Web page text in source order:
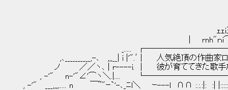
ｪｪi三i三lｪｪ |l |i'i^i|
| rnh"ｎi⌒i i⌒ｉ nn｀nn |l
_.....
,､__________,-､ ,,,__| i |'".ﾞ│ 人気絶頂の作曲
ノ ／／ヽ､ | r----i. │ 彼が育ててきた歌手た
, -'" n-'"∠'⌒ヽ＼.|....
, -'" ___,,,,..... n ￣~"ｰ`'-､_ﾆl＼ ｰ---l ∩∩ :.:.:|: :| |:::::|